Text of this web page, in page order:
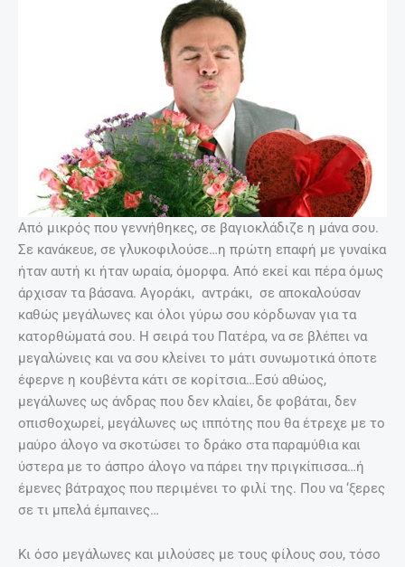
Από μικρός που γεννήθηκες, σε βαγιοκλάδιζε η μάνα σου.
Σε κανάκευε, σε γλυκοφιλούσε…η πρώτη επαφή με γυναίκα
ήταν αυτή κι ήταν ωραία, όμορφα. Από εκεί και πέρα όμως
άρχισαν τα βάσανα. Αγοράκι, αντράκι, σε αποκαλούσαν
καθώς μεγάλωνες και όλοι γύρω σου κόρδωναν για τα
κατορθώματά σου. Η σειρά του Πατέρα, να σε βλέπει να
μεγαλώνεις και να σου κλείνει το μάτι συνωμοτικά όποτε
έφερνε η κουβέντα κάτι σε κορίτσια…Εσύ αθώος,
μεγάλωνες ως άνδρας που δεν κλαίει, δε φοβάται, δεν
οπισθοχωρεί, μεγάλωνες ως ιππότης που θα έτρεχε με το
μαύρο άλογο να σκοτώσει το δράκο στα παραμύθια και
ύστερα με το άσπρο άλογο να πάρει την πριγκίπισσα…ή
έμενες βάτραχος που περιμένει το φιλί της. Που να ‘ξερες
σε τι μπελά έμπαινες…
Κι όσο μεγάλωνες και μιλούσες με τους φίλους σου, τόσο